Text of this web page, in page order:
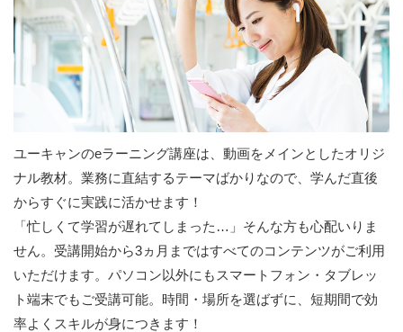
ユーキャンのeラーニング講座は、動画をメインとしたオリジ
ナル教材。業務に直結するテーマばかりなので、学んだ直後
からすぐに実践に活かせます！
「忙しくて学習が遅れてしまった…」そんな方も心配いりま
せん。受講開始から3ヵ月まではすべてのコンテンツがご利用
いただけます。パソコン以外にもスマートフォン・タブレッ
ト端末でもご受講可能。時間・場所を選ばずに、短期間で効
率よくスキルが身につきます！